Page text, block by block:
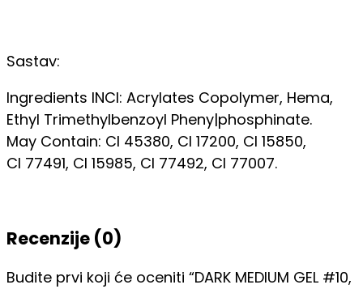
Sastav:
Ingredients INCI: Acrylates Copolymer, Hema,
Ethyl Trimethylbenzoyl Pheny|phosphinate.
May Contain: CI 45380, Cl 17200, Cl 15850,
CI 77491, Cl 15985, Cl 77492, CI 77007.
Recenzije (0)
Budite prvi koji će oceniti “DARK MEDIUM GEL #10,